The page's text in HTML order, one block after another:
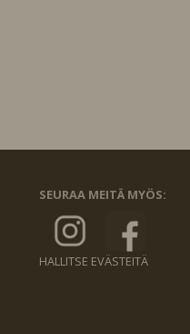
SEURAA MEITÄ MYÖS:
HALLITSE EVÄSTEITÄ